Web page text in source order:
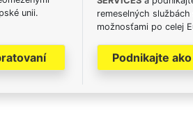
unii.
remeselných
možnosťami po celej
Podnikajte